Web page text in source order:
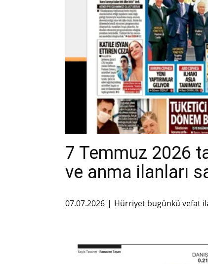
7 Temmuz 2026
ve anma ilanları
07.07.2026 Hürriyet bugünkü vefat